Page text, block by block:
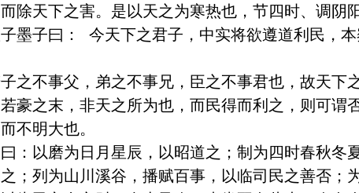
除天下之害。是以天之为寒热也，节四时、调阴
墨子曰： 今天下之君子，中实将欲遵道利民，
之不事父，弟之不事兄，臣之不事君也，故天下
豪之末，非天之所为也，而民得而利之，则可谓
不明大也。
：以磨为日月星辰，以昭道之；制为四时春秋冬
；列为山川溪谷，播赋百事，以临司民之善否；